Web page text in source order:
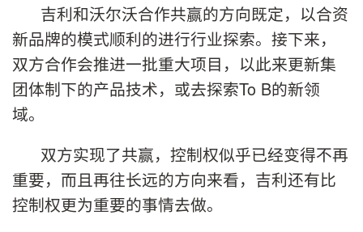
吉利和沃尔沃合作共赢的方向既定，以合资
新品牌的模式顺利的进行行业探索。接下来，
双方合作会推进一批重大项目，以此来更新集
团体制下的产品技术，或去探索To B的新领
域。
双方实现了共赢，控制权似乎已经变得不再
重要，而且再往长远的方向来看，吉利还有比
控制权更为重要的事情去做。